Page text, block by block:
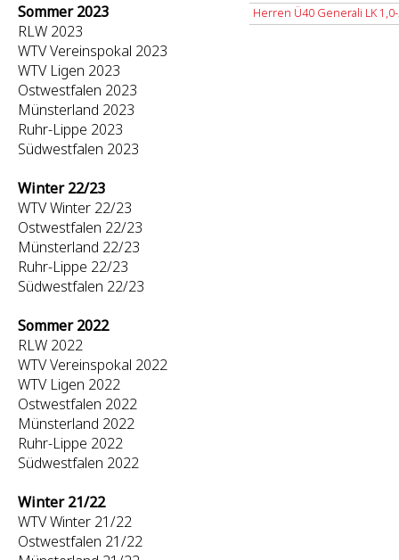
Sommer 2023
RLW 2023
WTV Vereinspokal 2023
WTV Ligen 2023
Ostwestfalen 2023
Münsterland 2023
Ruhr-Lippe 2023
Südwestfalen 2023
Winter 22/23
WTV Winter 22/23
Ostwestfalen 22/23
Münsterland 22/23
Ruhr-Lippe 22/23
Südwestfalen 22/23
Sommer 2022
RLW 2022
WTV Vereinspokal 2022
WTV Ligen 2022
Ostwestfalen 2022
Münsterland 2022
Ruhr-Lippe 2022
Südwestfalen 2022
Winter 21/22
WTV Winter 21/22
Ostwestfalen 21/22
Herren Ü40 Generali LK